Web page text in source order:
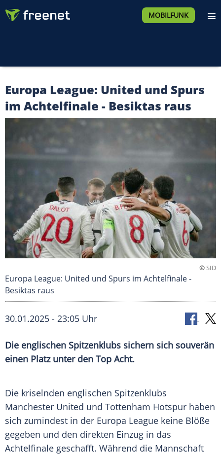
MOBILFUNK
Europa League: United und Spurs
im Achtelfinale - Besiktas raus
©SID
Europa League: United und Spurs im Achtelfinale -
Besiktas raus
30.01.2025 - 23:05 Uhr
Die englischen Spitzenklubs sichern sich souverän
einen Platz unter den Top Acht.
Die kriselnden englischen Spitzenklubs
Manchester United und Tottenham Hotspur haben
sich zumindest in der Europa League keine Blöße
gegeben und den direkten Einzug in das
Achtelfinale geschafft. Während die Mannschaft